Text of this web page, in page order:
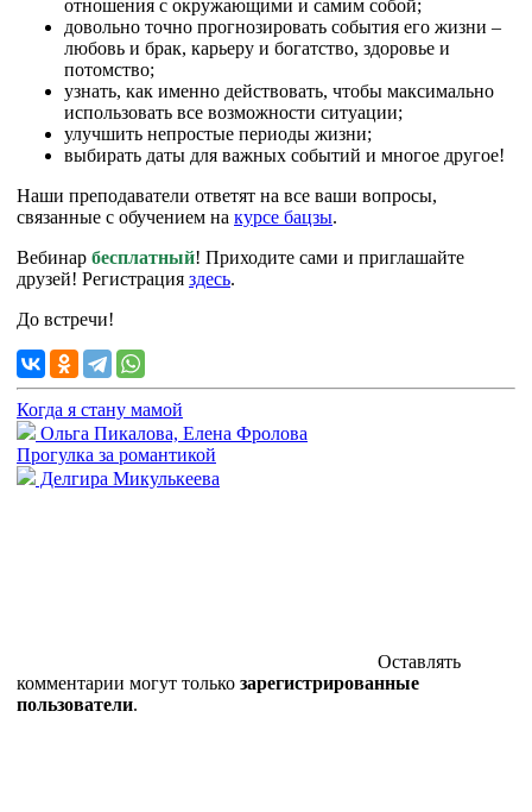
отношения с окружающими и самим собой;
довольно точно прогнозировать события его жизни –
любовь и брак, карьеру и богатство, здоровье и
потомство;
узнать, как именно действовать, чтобы максимально
использовать все возможности ситуации;
улучшить непростые периоды жизни;
выбирать даты для важных событий и многое другое!
Наши преподаватели ответят на все ваши вопросы,
связанные с обучением на курсе бацзы.
Вебинар бесплатный! Приходите сами и приглашайте
друзей! Регистрация здесь.
До встречи!
Когда я стану мамой
Ольга Пикалова, Елена Фролова
Прогулка за романтикой
Делгира Микулькеева
Оставлять
комментарии могут только зарегистрированные
пользователи.